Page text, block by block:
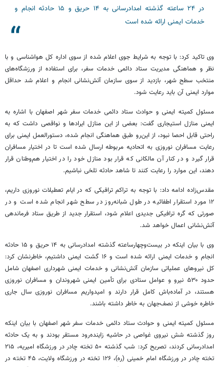
در ۲۴ ساعته گذشته امدادرسانی به ۱۴ حریق و ۱۵ حادثه انجام و
خدمات ایمنی ارائه شده است
وی تاکید کرد: با توجه به شرایط جوی اعلام شده از سوی اداره کل هواشناسی و با
نظر و هماهنگی مدیریت ستاد دائمی خدمات سفر، برای استفاده از ورزشگاه‌های
منتخب سطح شهر، بازدید از سوی سازمان آتش‌نشانی انجام و اعلام شد حداقل
موارد ایمنی آن باید رعایت شود.
مسئول کمیته ایمنی و حوادث ستاد دائمی خدمات سفر شهر اصفهان با اشاره به
ایمنی منازل استیجاری گفت: بعضی از این منازل ایرادها و نواقصی داشت که به
راحتی قابل احصا نبود، از این‌رو طبق هماهنگی انجام شده، دستورالعمل ایمنی برای
رعایت مسافران نوروزی به اتحادیه مربوطه ارسال شده است تا در اختیار مسافران
قرار گیرد و در کنار آن مالکانی که قرار بود منازل خود را در اختیار هم‌وطنان قرار
دهند، این موارد را رعایت کنند تا شاهد حادثه تلخی نباشیم.
مقدس‌زاده ادامه داد: با توجه به تراکم ترافیکی که در ایام تعطیلات نوروزی داریم،
۱۲ مورد استقرار اطفائیه در طول شبانه‌روز در سطح شهر انجام شده است و در
صورتی که گره ترافیکی جدیدی اعلام شود، استقرار جدید از طریق ستاد فرماندهی
آتش‌نشانی اعمال خواهد شد.
وی با بیان اینکه در بیست‌وچهارساعته گذشته امدادرسانی به ۱۴ حریق و ۱۵ حادثه
انجام و خدمات ایمنی ارائه شده است و ۱۶ گشت ایمنی داشتیم، خاطرنشان کرد:
کل نیروهای عملیاتی سازمان آتش‌نشانی و خدمات ایمنی شهرداری اصفهان شامل
حدود ۵۳۰ نیرو و عوامل ستادی برای تأمین ایمنی شهروندان و مسافران نوروزی
هستند، در آماده‌باش کامل قرار دارند و امیدواریم مسافران نوروزی سال جاری
خاطره خوشی از نصف‌جهان به خاطر داشته باشند.
مسئول کمیته ایمنی و حوادث ستاد دائمی خدمات سفر شهر اصفهان با بیان اینکه
روز گذشته شش نیروی غواصی در حاشیه زاینده‌رود مستقر بودند و به یک حادثه
امدادرسانی کردند، تصریح کرد: شب گذشته ۵۰ تخته چادر در ورزشگاه امیریه، ۲۱۵
تخته چادر در ورزشگاه امام خمینی (ره)، ۱۲۶ تخته در ورزشگاه ولایت، ۴۵ تخته در